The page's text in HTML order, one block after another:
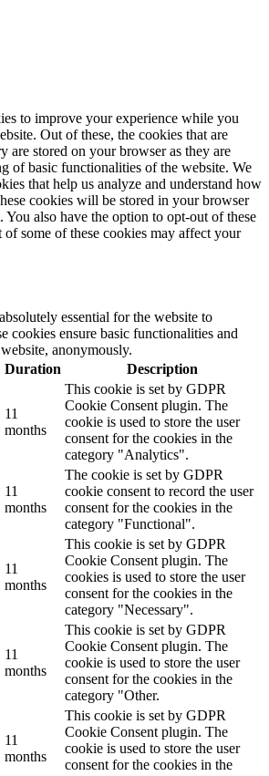
to improve your experience while you
Out of these, the cookies that are
are stored on your browser as they are
of basic functionalities of the website. We
that help us analyze and understand how
cookies will be stored in your browser
also have the option to opt-out of these
some of these cookies may affect your
essential for the website to
cookies ensure basic functionalities and
anonymously.
Duration Description
11
months
This cookie is set by GDPR
Cookie Consent plugin. The
cookie is used to store the user
consent for the cookies in the
category "Analytics".
11
months
The cookie is set by GDPR
cookie consent to record the user
consent for the cookies in the
category "Functional".
11
months
This cookie is set by GDPR
Cookie Consent plugin. The
cookies is used to store the user
consent for the cookies in the
category "Necessary".
11
months
This cookie is set by GDPR
Cookie Consent plugin. The
cookie is used to store the user
consent for the cookies in the
category "Other.
11
months
This cookie is set by GDPR
Cookie Consent plugin. The
cookie is used to store the user
consent for the cookies in the